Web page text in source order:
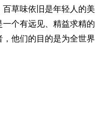
百草味依旧是年轻人的
个有远见、精益求精
他们的目的是为全世